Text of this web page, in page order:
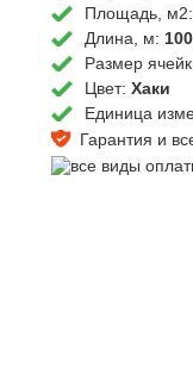
Площадь, м2:
Длина, м: 100
Размер
Цвет: Хаки
Единица
Гарантия и все